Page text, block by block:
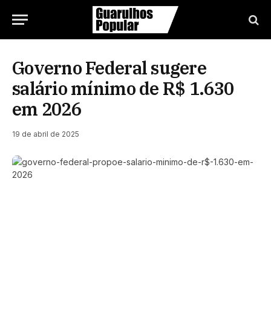
Governo Federal sugere
salário mínimo de R$ 1.630
em 2026
19 de abril de 2025